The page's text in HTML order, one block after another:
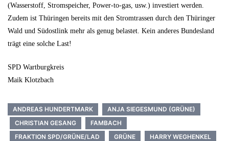
(Wasserstoff, Stromspeicher, Power-to-gas, usw.) investiert werden.
Zudem ist Thüringen bereits mit den Stromtrassen durch den Thüringer
Wald und Südostlink mehr als genug belastet. Kein anderes Bundesland
trägt eine solche Last!
SPD Wartburgkreis
Maik Klotzbach
ANDREAS HUNDERTMARK
ANJA SIEGESMUND (GRÜNE)
CHRISTIAN GESANG
FAMBACH
FRAKTION SPD/GRÜNE/LAD
GRÜNE
HARRY WEGHENKEL